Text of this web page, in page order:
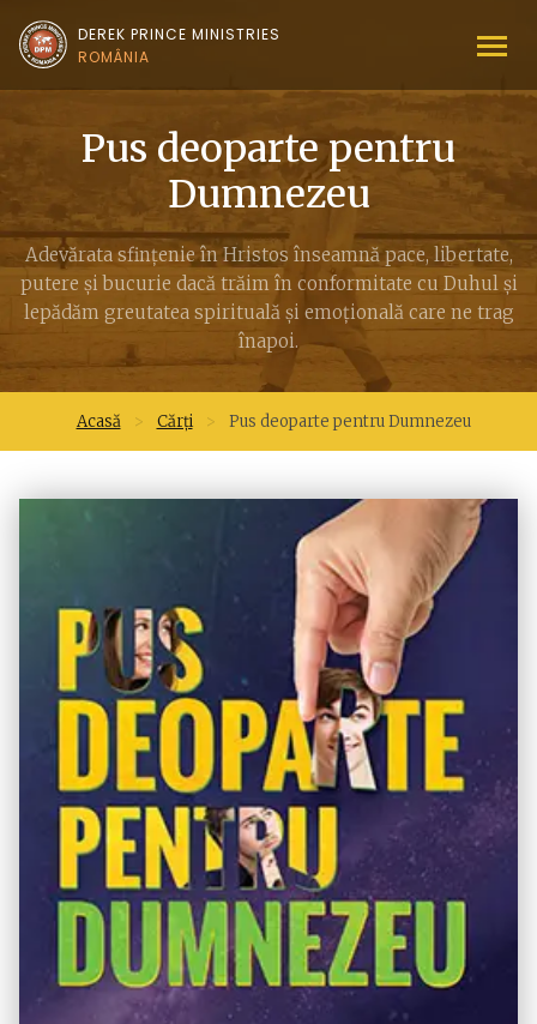
DEREK PRINCE MINISTRIES
ROMÂNIA
Pus deoparte pentru
Dumnezeu
Adevărata sfinţenie în Hristos înseamnă pace, libertate,
putere și bucurie dacă trăim în conformitate cu Duhul și
lepădăm greutatea spirituală și emoţională care ne trag
înapoi.
Acasă > Cărți > Pus deoparte pentru Dumnezeu